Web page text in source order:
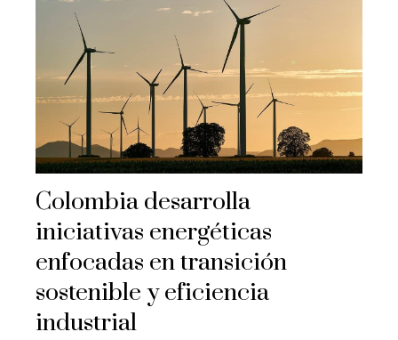
Colombia desarrolla
iniciativas energéticas
enfocadas en transición
sostenible y eficiencia
industrial